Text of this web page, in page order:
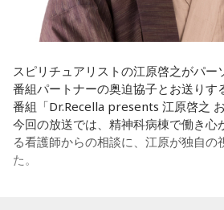
まで作ってきたライブでやる曲やバン
は全然違って……ドラマの映像にいか
いうか。リーガルリリーでは、音楽を
いるんですけれど、ドラマの音楽は、
といけないので、逆に聴いてもらった
から、音楽を通して真逆な作り方を体
ゃ面白かったです。
スピリチュアリストの江原啓之がパー
番組パートナーの奥迫協子とお送りす
番組「Dr.Recella presents 江原啓之 お
今回の放送では、精神科病棟で働き心
る看護師からの相談に、江原が独自の
た。